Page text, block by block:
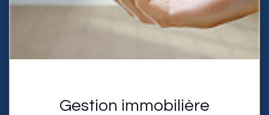
Gestion immobilière